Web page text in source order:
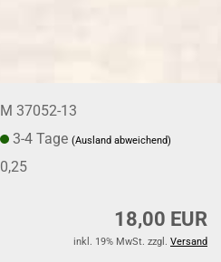
M 37052-13
3-4 Tage(Ausland abweichend)
0,25
18,00 EUR
inkl. 19% MwSt. zzgl. Versand